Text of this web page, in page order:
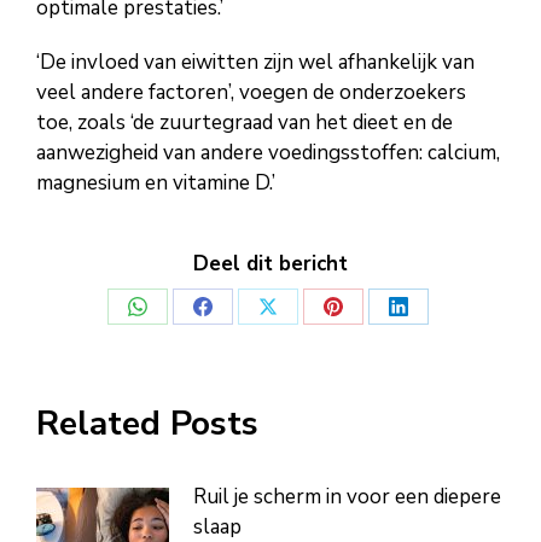
optimale prestaties.’
‘De invloed van eiwitten zijn wel afhankelijk van
veel andere factoren’, voegen de onderzoekers
toe, zoals ‘de zuurtegraad van het dieet en de
aanwezigheid van andere voedingsstoffen: calcium,
magnesium en vitamine D.’
Deel dit bericht
Deel
Deel
Deel
Deel
Deel
Related Posts
Ruil je scherm in voor een diepere
slaap